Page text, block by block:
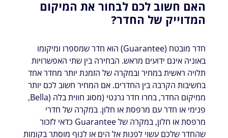
האם חשוב לכם לבחור את המיקום
המדוייק של החדר?
חדר מובטח (Guarantee) הוא חדר שמספרו ומיקומו
באוניה אינם ידועים מראש. הבחירה בין שתי האפשרויות
תלויה ראשית במחיר ובמקרה של הזמנת יותר מחדר אחד
בחשיבות הקרבה בין החדרים. אם המחיר חשוב לכם יותר
ממיקום החדר, בחרו חדר גרנטי (מסוג חווית בלה (Bella,
פנימי או חדר עם מרפסת או חלון. במקרה של חדרי
מרפסת או חלון, במקרה של Guarantee כדאי לזכור
שהחדר שלכם עשוי לפנות אל הים או לנוף מוסתר בקומות